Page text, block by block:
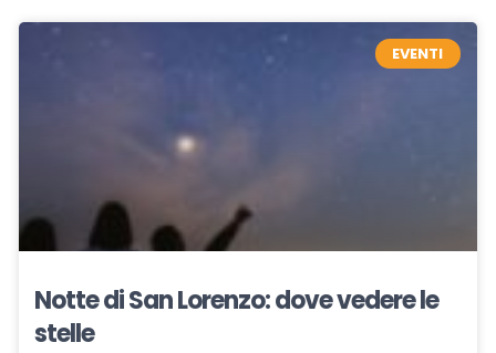
EVENTI
Notte di San Lorenzo: dove vedere le
stelle